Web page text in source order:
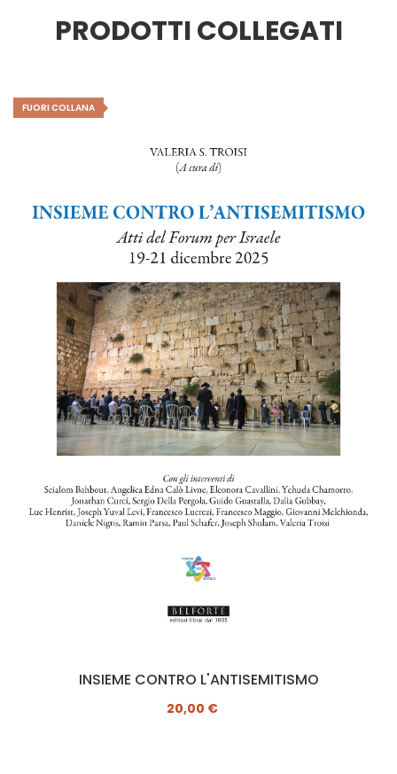
PRODOTTI COLLEGATI
FUORI COLLANA
INSIEME CONTRO L'ANTISEMITISMO
20,00 €